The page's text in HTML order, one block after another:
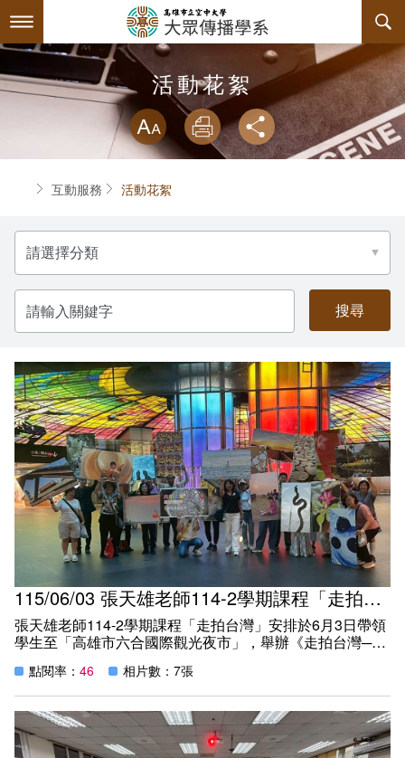
到
要
容
關於本系
系主任介紹
連絡系辦
諮詢信箱
師資陣容
課程規劃
課程資訊
授課大綱
教材資訊
課程地圖
課程地圖主頁
互動服務
檔案下載
活動花絮
系學會
學會幹部
組織章程
回空大首頁
活動花絮
略過字型切
放大
列印 分享
首頁互動服務 活動花絮
分
類
請
輸
入
關
字
115/06/03 張天雄老師114-2學期課程「走拍台灣」校外參訪教學活動
張天雄老師114-2學期課程「走拍台灣」安排於6月3日帶領
學生至「高雄市六合國際觀光夜市」，舉辦《走拍台灣─看
動，並邀請遊客在作品上簽名留念，透過藝術交流拉近彼此
距離，讓來自世界各國的旅客看見高雄、認識台灣，希望能
透過影像來記錄台灣各地的人情風景與感動故事。學生們透
過一張張充滿溫度的作品，將高雄之美傳遞給來自世界各地
的朋友，這難忘且寶貴的學習經歷，一幕幕已映在每位學生
點閱率： 46 相片數：7張